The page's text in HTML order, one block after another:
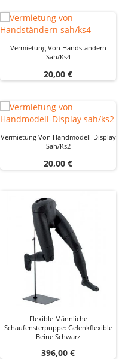
Vermietung Von Handständern
Sah/ks4
Preis
20,00 €
Vermietung Von Handmodell-Display
Sah/ks2
Preis
20,00 €
Flexible Männliche
Schaufensterpuppe: Gelenkflexible
Beine Schwarz
Preis
396,00 €